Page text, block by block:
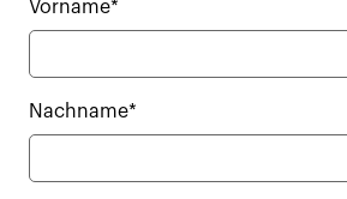
Vorname*
Nachname*